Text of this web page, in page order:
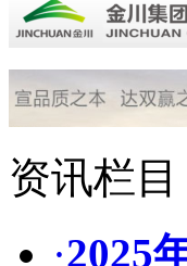
资讯栏目
·2025